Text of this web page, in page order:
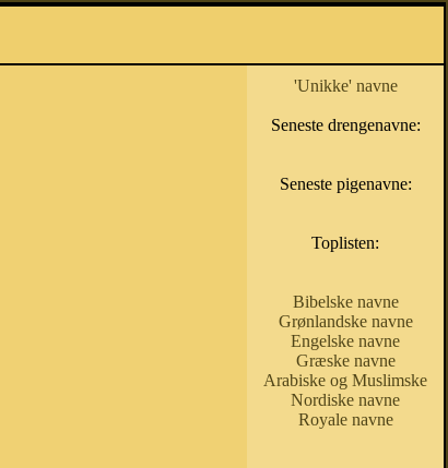
'Unikke' navne
Seneste drengenavne:
Seneste pigenavne:
Toplisten:
Bibelske navne
Grønlandske navne
Engelske navne
Græske navne
Arabiske og Muslimske
Nordiske navne
Royale navne